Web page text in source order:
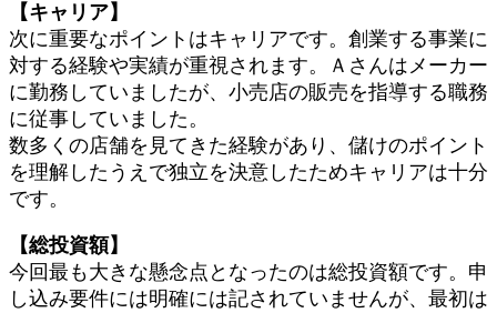
【キャリア】
次に重要なポイントはキャリアです。創業する事業に
対する経験や実績が重視されます。Ａさんはメーカー
に勤務していましたが、小売店の販売を指導する職務
に従事していました。
数多くの店舗を見てきた経験があり、儲けのポイント
を理解したうえで独立を決意したためキャリアは十分
です。
【総投資額】
今回最も大きな懸念点となったのは総投資額です。申
し込み要件には明確には記されていませんが、最初は